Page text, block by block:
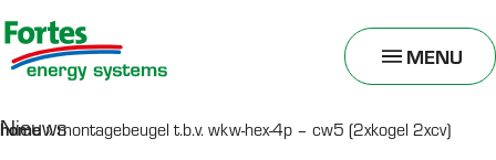
MENU
TOGGLE
MENU
home»montagebeugel t.b.v. wkw-hex-4p – cw5 (2xkogel 2xcv)
Nieuws